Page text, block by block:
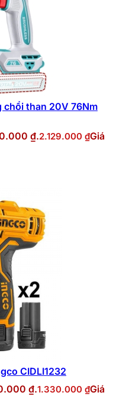
chổi than 20V 76Nm
₫.2.129.000 ₫Giá
CIDLI1232
₫.1.330.000 ₫Giá